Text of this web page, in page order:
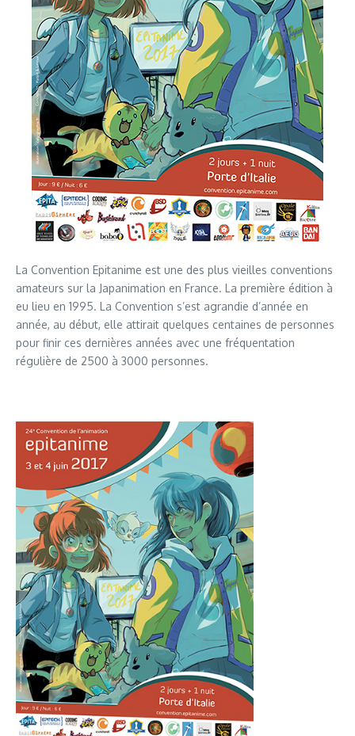
La Convention Epitanime est une des plus vieilles conventions
amateurs sur la Japanimation en France. La première édition à
eu lieu en 1995. La Convention s’est agrandie d’année en
année, au début, elle attirait quelques centaines de personnes
pour finir ces dernières années avec une fréquentation
régulière de 2500 à 3000 personnes.